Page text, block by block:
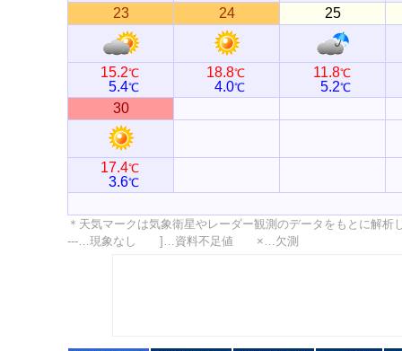
23 24 25
15.2℃
5.4℃
18.8℃
4.0℃
11.8℃
5.2℃
30
17.4℃
3.6℃
＊天気マークは気象衛星やレーダー観測のデータをもとに解
---…現象なし ]…資料不足値 ×…欠測